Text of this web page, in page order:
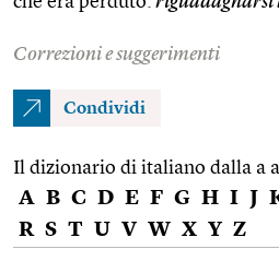
Correzioni e suggerimenti
Condividi
Il dizionario di italiano dalla a
A B C D E F G H I J
R S T U V W X Y Z